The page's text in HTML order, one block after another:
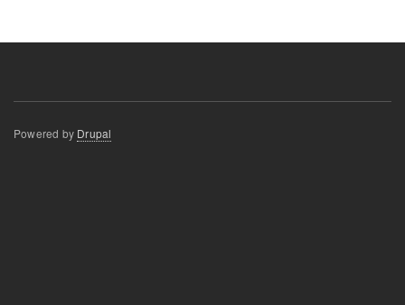
Powered by Drupal